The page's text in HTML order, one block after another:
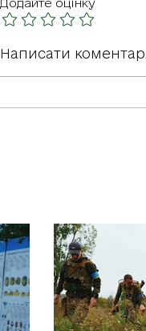
Командування військової
Додайте оцінку
Написати коментар...